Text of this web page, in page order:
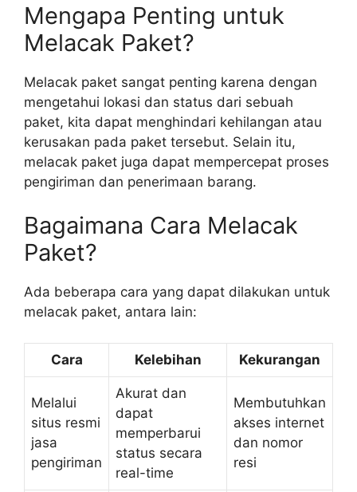
Mengapa Penting untuk
Melacak Paket?
Melacak paket sangat penting karena dengan
mengetahui lokasi dan status dari sebuah
paket, kita dapat menghindari kehilangan atau
kerusakan pada paket tersebut. Selain itu,
melacak paket juga dapat mempercepat proses
pengiriman dan penerimaan barang.
Bagaimana Cara Melacak
Paket?
Ada beberapa cara yang dapat dilakukan untuk
melacak paket, antara lain:
Cara Kelebihan Kekurangan
Melalui
situs resmi
jasa
pengiriman
Akurat dan
dapat
memperbarui
status secara
real-time
Membutuhkan
akses internet
dan nomor
resi